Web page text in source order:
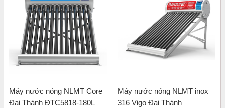
Máy nước nóng NLMT Core
Đại Thành ĐTC5818-180L
Máy nước nóng NLMT inox
316 Vigo Đại Thành